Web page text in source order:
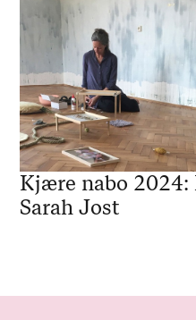
Kjære nabo 2024:
Sarah Jost